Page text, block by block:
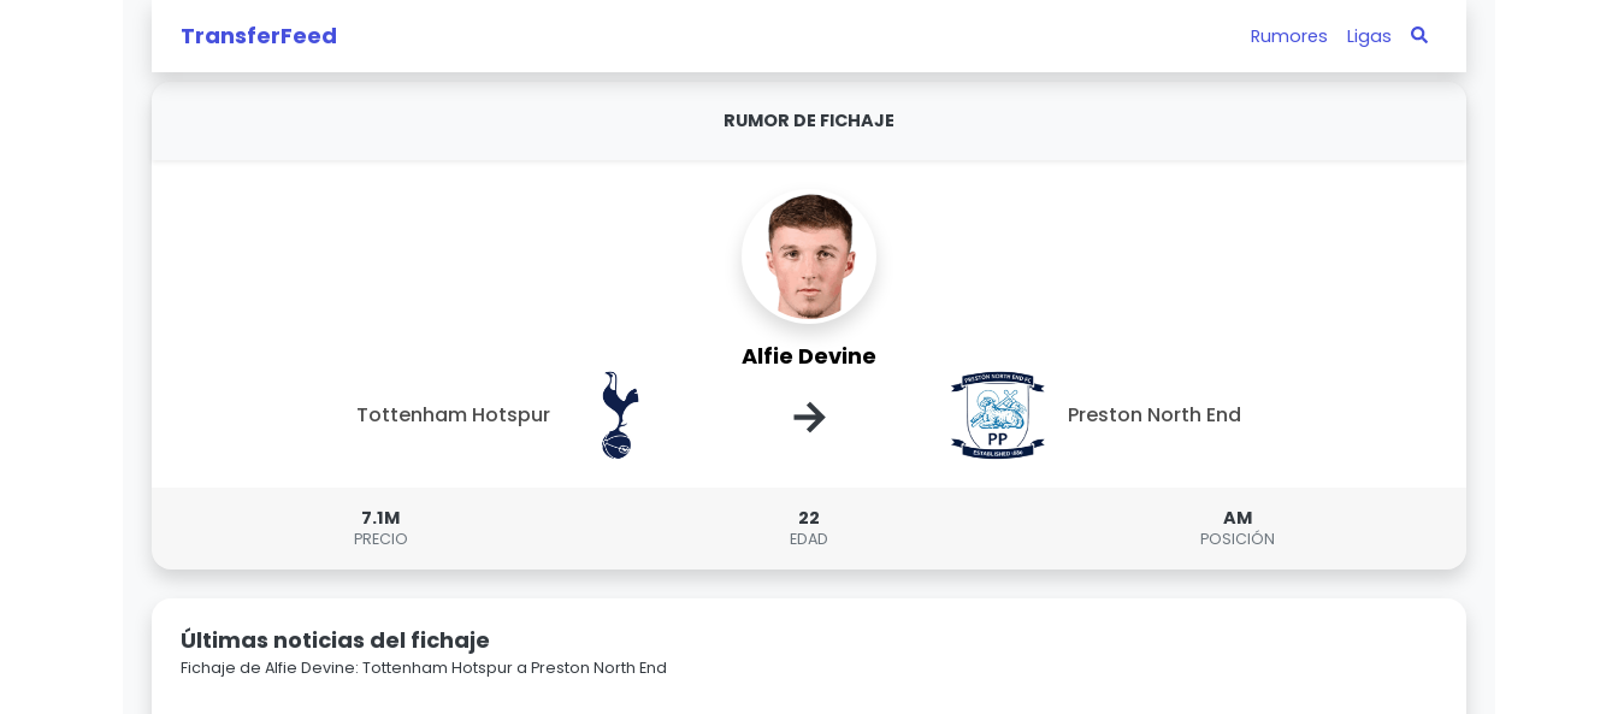
TransferFeed Rumores Ligas
RUMOR DE FICHAJE
Alfie Devine
Tottenham Hotspur → Preston North End
7.1M
PRECIO
22
EDAD
AM
POSICIÓN
Últimas noticias del fichaje
Fichaje de Alfie Devine: Tottenham Hotspur a Preston North End